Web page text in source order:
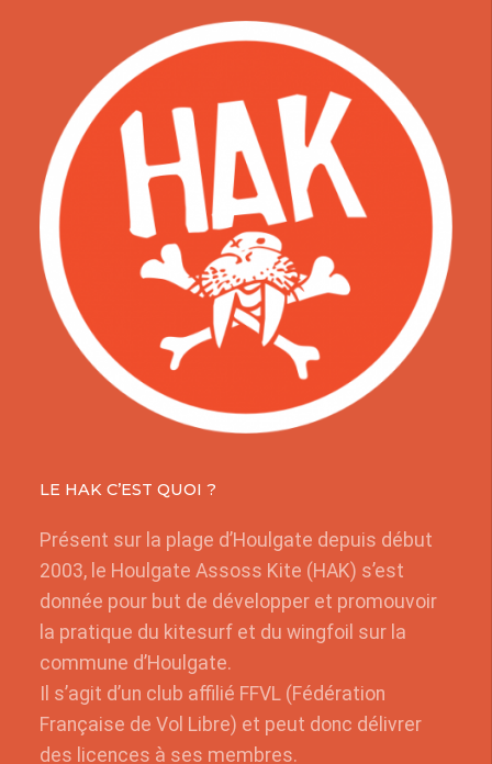
LE HAK C’EST QUOI ?
Présent sur la plage d’Houlgate depuis début
2003, le Houlgate Assoss Kite (HAK) s’est
donnée pour but de développer et promouvoir
la pratique du kitesurf et du wingfoil sur la
commune d’Houlgate.
Il s’agit d’un club affilié FFVL (Fédération
Française de Vol Libre) et peut donc délivrer
des licences à ses membres.